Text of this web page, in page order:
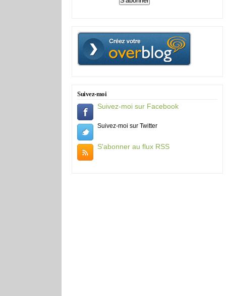
Suivez-moi
Suivez-moi sur Facebook
Suivez-moi sur Twitter
S'abonner au flux RSS